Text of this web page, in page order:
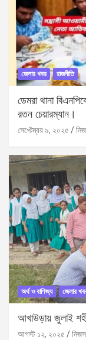
জেলার খবর রাজনীতি
ডেমরা থানা
রতন চেয়ারম্যান।
সেপ্টেম্বর ৯, ২০২৫
অর্থ ও বাণিজ্য জেলার
আখাউড়ায় জুলাই
আগস্ট ১২, ২০২৫